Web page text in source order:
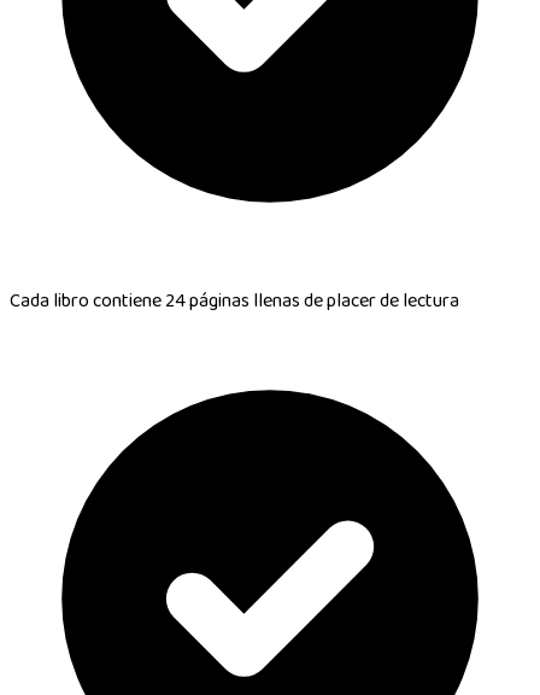
Cada libro contiene24 páginas llenas de placer de lectura